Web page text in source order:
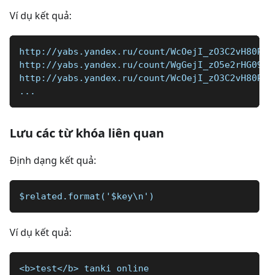
Ví dụ kết quả:
http://yabs.yandex.ru/count/WcOejI_zO3C2vH80P1zY-
http://yabs.yandex.ru/count/WgGejI_zO5e2rHG092HY-
http://yabs.yandex.ru/count/WcOejI_zO3C2vH80P1zY-
...
Lưu các từ khóa liên quan
Định dạng kết quả:
$related.format('$key\n')
Ví dụ kết quả:
<b>test</b> tanki online